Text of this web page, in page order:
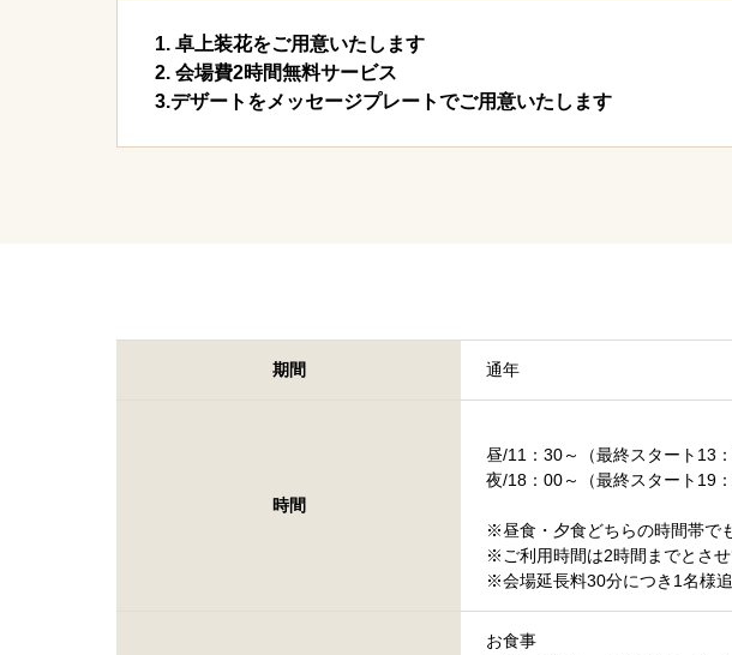
1. 卓上装花をご用意いたします
2. 会場費2時間無料サービス
3.デザートをメッセージプレートでご用意いたします
期間 通年
時間
昼/11：30～（最終スタート13：
夜/18：00～（最終スタート19：
※昼食・夕食どちらの時間帯で
※ご利用時間は2時間までとさ
※会場延長料30分につき1名様
お食事